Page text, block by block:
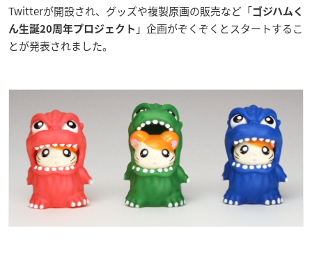
Twitterが開設され、グッズや複製原画の販売など「ゴジハムく
ん生誕20周年プロジェクト 」企画がぞくぞくとスタートするこ
とが発表されました。